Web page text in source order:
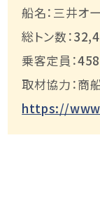
船名：三井オ
総トン数：
乗客定員：458
取材協力：商
https://